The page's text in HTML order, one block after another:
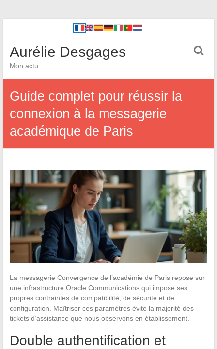
Aurélie Desgages
Mon actu
Guide complet pour réussir la
connexion à la messagerie
académique de Paris
La messagerie Convergence de l’académie de Paris repose sur
une infrastructure Oracle Communications qui impose ses
propres contraintes de compatibilité, de sécurité et de
configuration. Maîtriser ces paramètres évite la majorité des
tickets d’assistance que nous observons en établissement.
Double authentification et